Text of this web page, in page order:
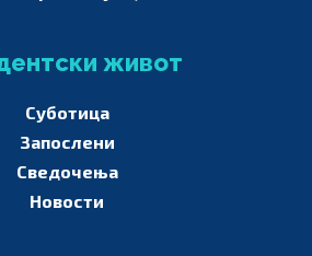
живот
Суботица
Запослени
Сведочења
Новости